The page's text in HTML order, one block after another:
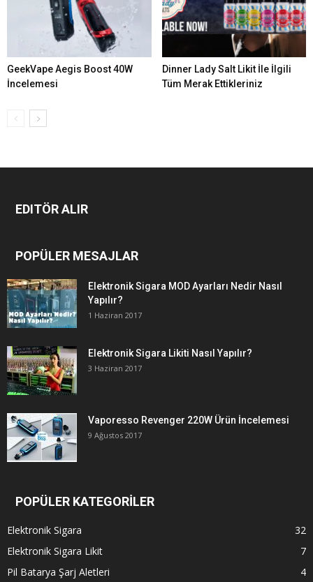
GeekVape Aegis Boost 40W
İncelemesi
Dinner Lady Salt Likit İle İlgili
Tüm Merak Ettikleriniz
EDITÖR ALIR
POPÜLER MESAJLAR
Elektronik Sigara MOD Ayarları Nedir Nasıl
Yapılır?
1 Haziran 2017
Elektronik Sigara Likiti Nasıl Yapılır?
3 Haziran 2017
Vaporesso Revenger 220W Ürün İncelemesi
9 Ağustos 2017
POPÜLER KATEGORİLER
Elektronik Sigara
32
Elektronik Sigara Likit
7
Pil Batarya Şarj Aletleri
4